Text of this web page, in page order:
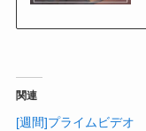
関連
[週間]プライムビデオ